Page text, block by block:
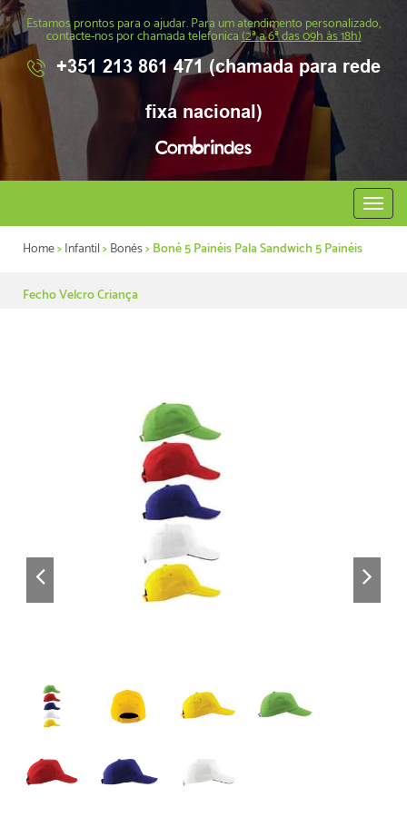
Estamos prontos para o ajudar. Para um atendimento personalizado,
contacte-nos por chamada telefonica(2ª a 6ª das 09h às 18h)
+351 213 861 471 (chamada para rede
fixa nacional)
Abrir
menu
Home>Infantil>Bonés> Boné 5 Painéis Pala Sandwich 5 Painéis
Fecho Velcro Criança